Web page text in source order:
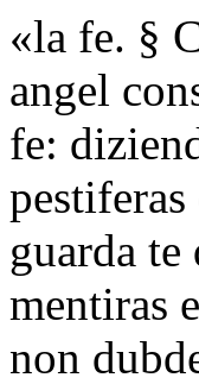
«la fe. §
angel
fe:
guarda
mentiras
non